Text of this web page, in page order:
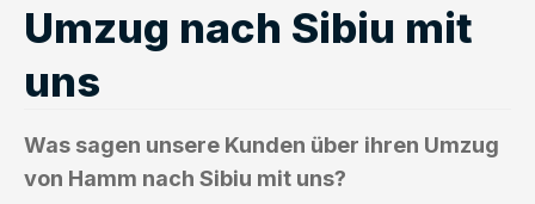
Umzug nach Sibiu mit
uns
Was sagen unsere Kunden über ihren Umzug
von Hamm nach Sibiu mit uns?